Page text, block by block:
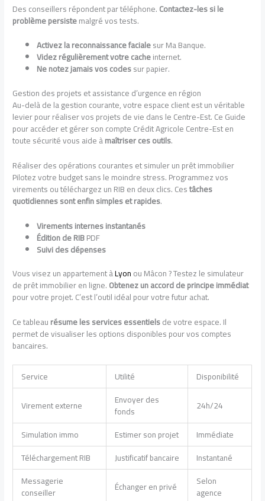
Des conseillers répondent par téléphone.Contactez-les si le
problème persistemalgré vos tests.
Activez la reconnaissance facialesur Ma Banque.
Videz régulièrement votre cacheinternet.
Ne notez jamais vos codessur papier.
Gestion des projets et assistance d’urgence en région
Au-delà de la gestion courante, votre espace client est un véritable
levier pour réaliser vos projets de vie dans le Centre-Est. Ce Guide
pour accéder et gérer son compte Crédit Agricole Centre-Est en
toute sécurité vous aide àmaîtriser ces outils.
Réaliser des opérations courantes et simuler un prêt immobilier
Pilotez votre budget sans le moindre stress. Programmez vos
virements ou téléchargez un RIB en deux clics. Cestâches
quotidiennes sont enfin simples et rapides.
Virements internes instantanés
Édition de RIBPDF
Suivi des dépenses
Vous visez un appartement àLyonou Mâcon ? Testez le simulateur
de prêt immobilier en ligne.Obtenez un accord de principe immédiat
pour votre projet. C’est l’outil idéal pour votre futur achat.
Ce tableaurésume les services essentielsde votre espace. Il
permet de visualiser les options disponibles pour vos comptes
bancaires.
Service
Utilité
Disponibilité
Virement externe
Envoyer des
fonds
24h/24
Simulation immo
Estimer son projet
Immédiate
Téléchargement RIB
Justificatif bancaire
Instantané
Messagerie
conseiller Échanger en privé Selon
agence